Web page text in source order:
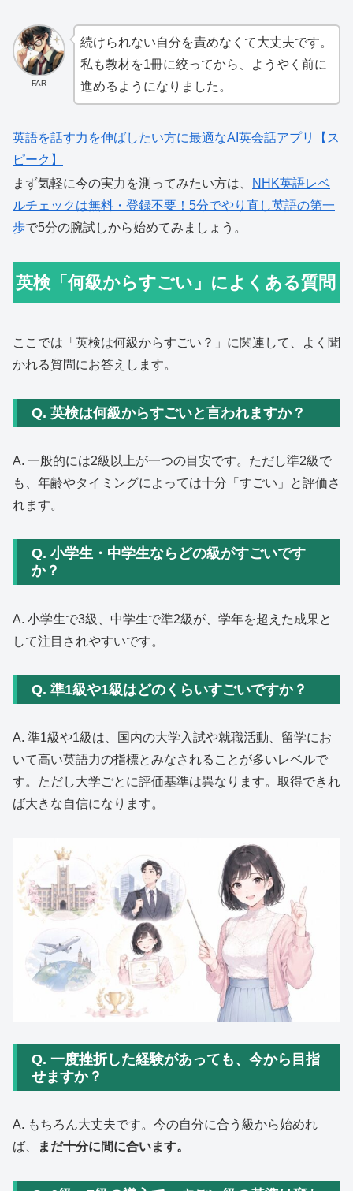
FAR
続けられない自分を責めなくて大丈夫です。
私も教材を1冊に絞ってから、ようやく前に
進めるようになりました。
英語を話す力を伸ばしたい方に最適なAI英会話アプリ【ス
ピーク】
まず気軽に今の実力を測ってみたい方は、
NHK英語レベ
ルチェックは無料・登録不要！5分でやり直し英語の第一
歩で5分の腕試しから始めてみましょう。
英検「何級からすごい」によくある質問
ここでは「英検は何級からすごい？」に関連して、よく聞
かれる質問にお答えします。
Q. 英検は何級からすごいと言われますか？
A. 一般的には2級以上が一つの目安です。ただし準2級で
も、年齢やタイミングによっては十分「すごい」と評価さ
れます。
Q. 小学生・中学生ならどの級がすごいです
か？
A. 小学生で3級、中学生で準2級が、学年を超えた成果と
して注目されやすいです。
Q. 準1級や1級はどのくらいすごいですか？
A. 準1級や1級は、国内の大学入試や就職活動、留学にお
いて高い英語力の指標とみなされることが多いレベルで
す。ただし大学ごとに評価基準は異なります。取得できれ
ば大きな自信になります。
Q. 一度挫折した経験があっても、今から目指
せますか？
A. もちろん大丈夫です。今の自分に合う級から始めれ
ば、
まだ十分に間に合います。